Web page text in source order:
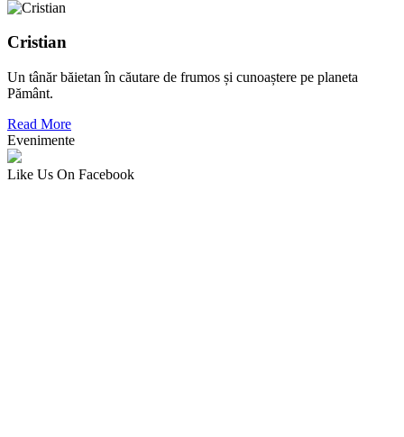
Cristian
Un tânăr băietan în căutare de frumos și cunoaștere pe planeta
Pământ.
Read More
Evenimente
Like Us On Facebook